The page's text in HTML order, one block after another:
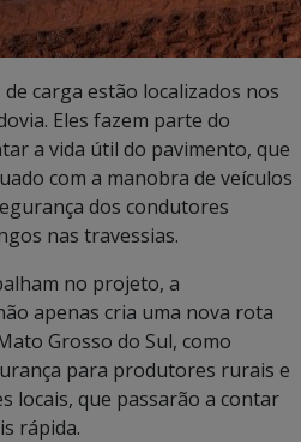
carga estão localizados nos
Eles fazem parte do
a vida útil do pavimento, que
com a manobra de veículos
dos condutores
nas travessias.
no projeto, a
apenas cria uma nova rota
Grosso do Sul, como
para produtores rurais e
locais, que passarão a contar
rápida.